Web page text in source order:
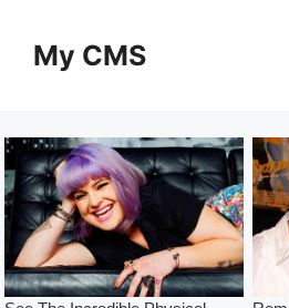
contentMy CMS